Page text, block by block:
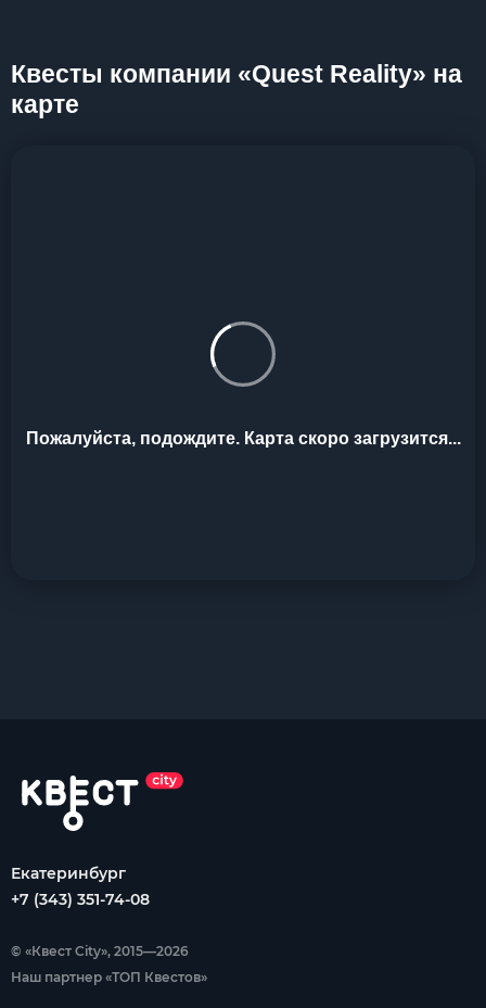
Квесты компании «Quest Reality» на
карте
Пожалуйста, подождите. Карта скоро загрузится...
Екатеринбург
+7 (343) 351-74-08
© «Квест City», 2015—2026
Наш партнер «ТОП Квестов»